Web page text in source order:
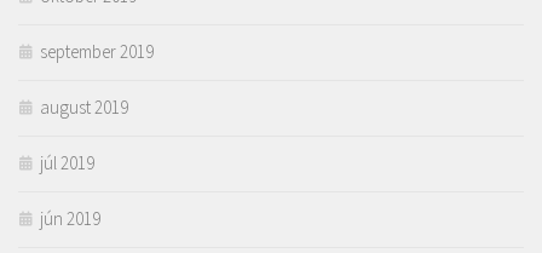
september 2019
august 2019
júl 2019
jún 2019